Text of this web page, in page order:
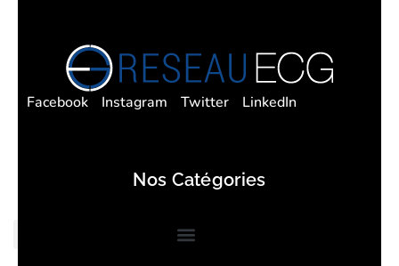
Facebook Instagram Twitter LinkedIn
Nos Catégories